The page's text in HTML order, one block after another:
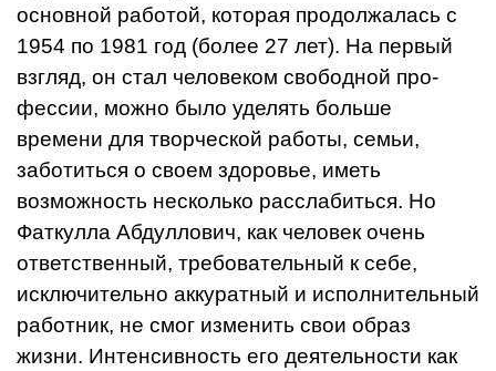
основной работой, кото­рая продолжалась с
1954 по 1981 год (более 27 лет). На первый
взгляд, он стал человеком свободной про­
фессии, можно было уделять боль­ше
времени для творческой работы, семьи,
заботиться о своем здоровье, иметь
возможность несколько рас­слабиться. Но
Фаткулла Абдуллович, как человек очень
ответственный, требовательный к себе,
исключи­тельно аккуратный и исполнитель­ный
работник, не смог изменить свои образ
жизни. Интенсивность его де­ятельности как